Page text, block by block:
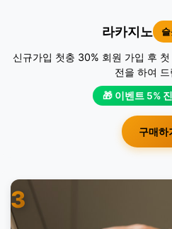
라카지노
신규가입 첫충 30% 회원 가입 후
전을 하여
🎁 이벤트 5%
구매하
3